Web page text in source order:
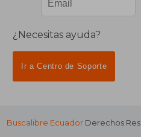
¿Necesitas ayuda?
Ir a Centro de Soporte
Buscalibre Ecuador Derechos